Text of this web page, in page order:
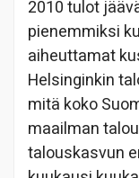
2010 tulot
pienemmiksi
aiheuttamat
Helsinginkin
mitä koko
maailman
talouskasvun